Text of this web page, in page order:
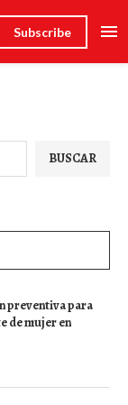
Subscribe
BUSCAR
preventiva para
de mujer en